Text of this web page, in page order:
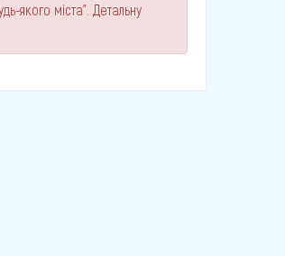
якого міста". Детальну